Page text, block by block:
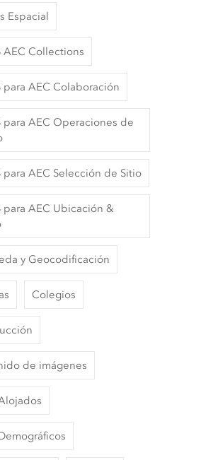
Espacial
AEC Collections
para AEC Colaboración
para AEC Operaciones de
para AEC Selección de Sitio
para AEC Ubicación &
y Geocodificación
Colegios
de imágenes